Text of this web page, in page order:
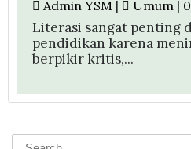
Admin YSM | Umum |
Literasi sangat penting
pendidikan karena
berpikir kritis,...